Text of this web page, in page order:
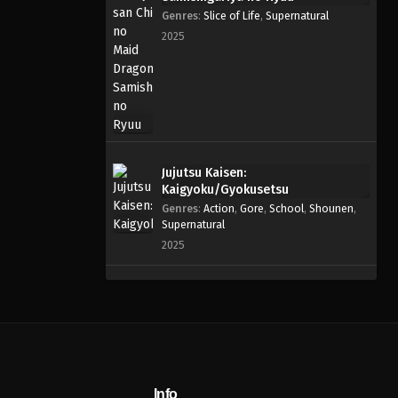
Genres: Slice of Life, Supernatural
2025
Jujutsu Kaisen:
Kaigyoku/Gyokusetsu
Genres: Action, Gore, School, Shounen,
Supernatural
2025
Info